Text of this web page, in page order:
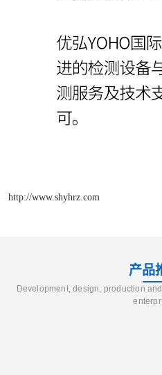
http://www.shyhrz.com
产品
Development, design, production